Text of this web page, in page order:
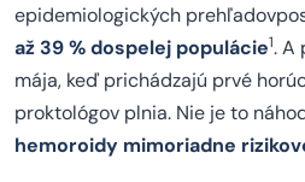
epidemiologických
až 39 % dospelej populácie1. A
mája, keď prichádzajú prvé
proktológov plnia. Nie je to
hemoroidy mimoriadne